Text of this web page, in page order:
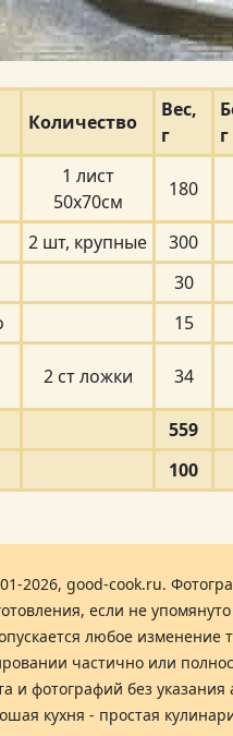
Количество
Вес,
г
г
1 лист
50х70см
180
2 шт, крупные 300
30
15
2 ст ложки 34
559
100
2026, good-cook.ru.
если не
любое изменение
частично или
и фотографий без
кухня - простая